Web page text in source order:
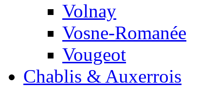
Volnay
Vosne-Romanée
Vougeot
Chablis & Auxerrois